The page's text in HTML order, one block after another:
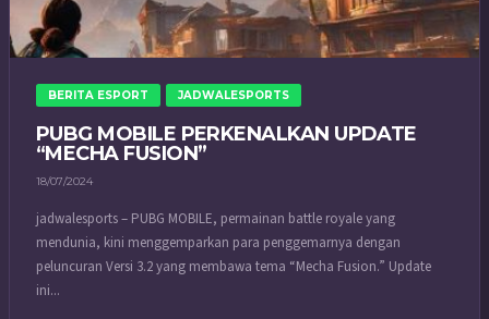
BERITA ESPORT JADWALESPORTS
PUBG MOBILE PERKENALKAN UPDATE
“MECHA FUSION”
18/07/2024
jadwalesports – PUBG MOBILE, permainan battle royale yang
mendunia, kini menggemparkan para penggemarnya dengan
peluncuran Versi 3.2 yang membawa tema “Mecha Fusion.” Update
ini...